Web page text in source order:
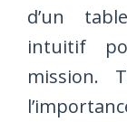
d’un
intuitif
mission.